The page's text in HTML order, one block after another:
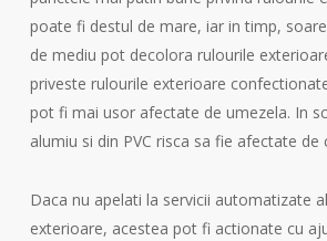
poate fi destul de mare, iar in timp,
de mediu pot decolora rulourile
priveste rulourile exterioare
pot fi mai usor afectate de umezela. In
alumiu si din PVC risca sa fie afectate de
Daca nu apelati la servicii automatizate
exterioare, acestea pot fi actionate cu